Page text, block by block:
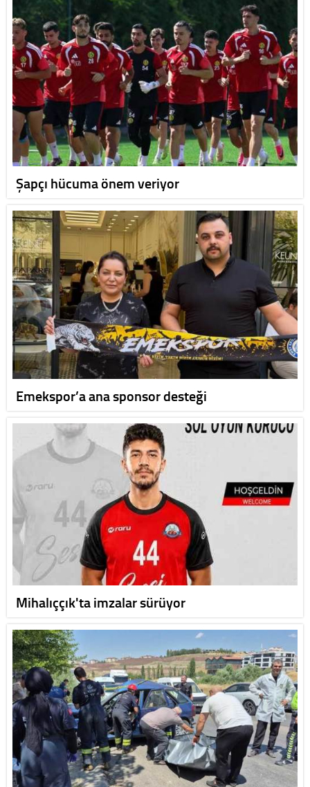
Şapçı hücuma önem veriyor
Emekspor’a ana sponsor desteği
Mihalıççık'ta imzalar sürüyor